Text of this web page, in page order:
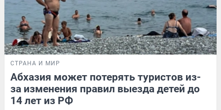
СТРАНА И МИР
Абхазия может потерять туристов из-
за изменения правил выезда детей до
14 лет из РФ